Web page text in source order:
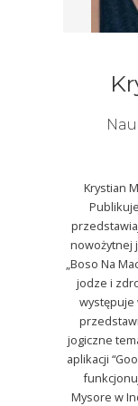
Krystian
nowożytnej
„Boso Na
jodze i
występuje
jogiczne
aplikacji
Mysore w